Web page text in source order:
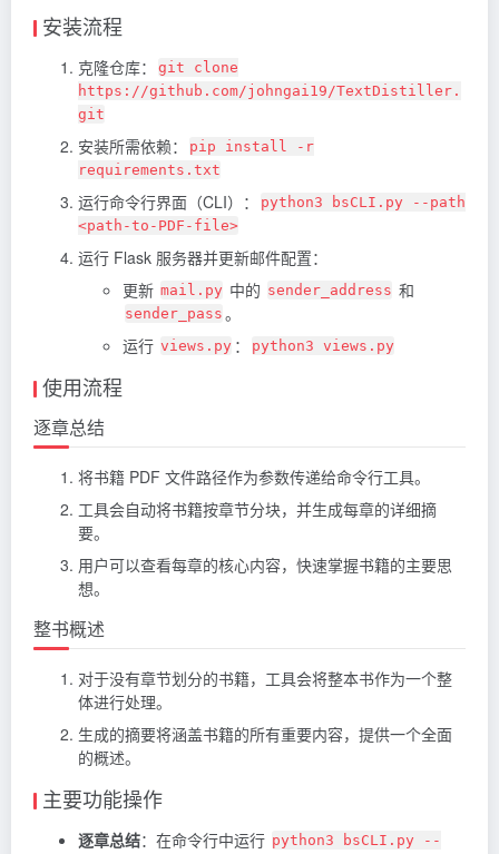
安装流程
克隆仓库：
git clone
https://github.com/johngai19/TextDistiller.
git
安装所需依赖：
pip install -r
requirements.txt
运行命令行界面（CLI）：
python3 bsCLI.py --path
<path-to-PDF-file>
运行 Flask 服务器并更新邮件配置：
更新 mail.py 中的 sender_address 和
sender_pass 。
运行 views.py ： python3 views.py
使用流程
逐章总结
将书籍 PDF 文件路径作为参数传递给命令行工具。
工具会自动将书籍按章节分块，并生成每章的详细摘
要。
用户可以查看每章的核心内容，快速掌握书籍的主要思
想。
整书概述
对于没有章节划分的书籍，工具会将整本书作为一个整
体进行处理。
生成的摘要将涵盖书籍的所有重要内容，提供一个全面
的概述。
主要功能操作
逐章总结：在命令行中运行 python3 bsCLI.py --